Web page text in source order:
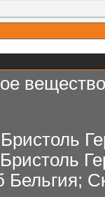
Бельгия;